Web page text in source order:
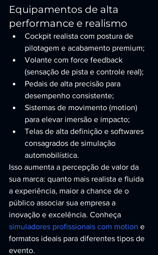
Equipamentos de alta
performance e realismo
Cockpit realista com postura de
pilotagem e acabamento premium;
Volante com force feedback
(sensação de pista e controle real);
Pedais de alta precisão para
desempenho consistente;
Sistemas de movimento (motion)
para elevar imersão e impacto;
Telas de alta definição e softwares
consagrados de simulação
automobilística.
Isso aumenta a percepção de valor da
sua marca: quanto mais realista e fluida
a experiência, maior a chance de o
público associar sua empresa a
inovação e excelência. Conheça
simuladores profissionais com motion e
formatos ideais para diferentes tipos de
evento.